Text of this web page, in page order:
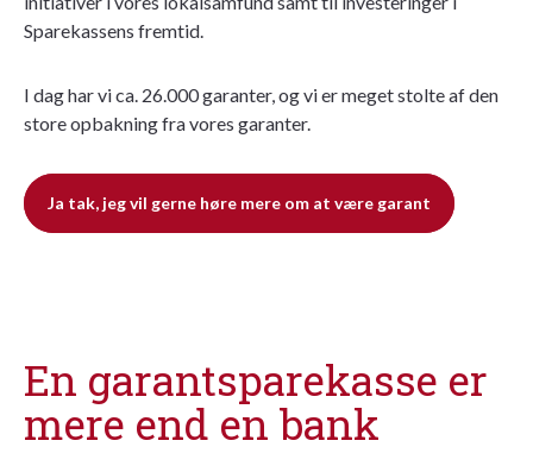
Sparekassens fremtid.
I dag har vi ca. 26.000 garanter, og vi er meget stolte af den
store opbakning fra vores garanter.
Ja tak, jeg vil gerne høre mere om at være garant
En garantsparekasse er
mere end en bank